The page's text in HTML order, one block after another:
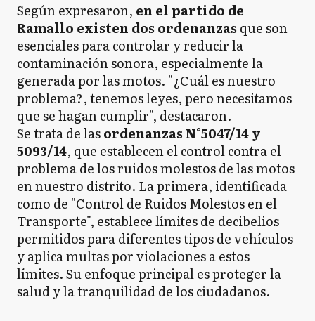
Según expresaron, en el partido de
Ramallo existen dos ordenanzas que son
esenciales para controlar y reducir la
contaminación sonora, especialmente la
generada por las motos. "¿Cuál es nuestro
problema?, tenemos leyes, pero necesitamos
que se hagan cumplir", destacaron.
Se trata de lasordenanzas N°5047/14 y
5093/14, que establecen el control contra el
problema de los ruidos molestos de las motos
en nuestro distrito. La primera, identificada
como de "Control de Ruidos Molestos en el
Transporte", establece límites de decibelios
permitidos para diferentes tipos de vehículos
y aplica multas por violaciones a estos
límites. Su enfoque principal es proteger la
salud y la tranquilidad de los ciudadanos.